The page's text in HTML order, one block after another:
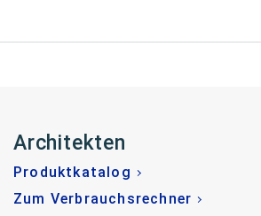
Architekten
Produktkatalog
Zum Verbrauchsrechner